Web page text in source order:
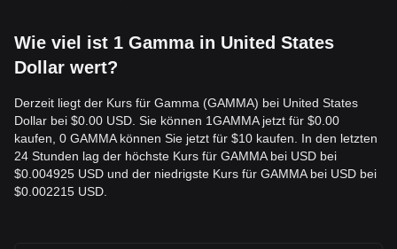
Wie viel ist 1 Gamma in United States
Dollar wert?
Derzeit liegt der Kurs für Gamma (GAMMA) bei United States
Dollar bei $0.00 USD. Sie können 1GAMMA jetzt für $0.00
kaufen, 0 GAMMA können Sie jetzt für $10 kaufen. In den letzten
24 Stunden lag der höchste Kurs für GAMMA bei USD bei
$0.004925 USD und der niedrigste Kurs für GAMMA bei USD bei
$0.002215 USD.